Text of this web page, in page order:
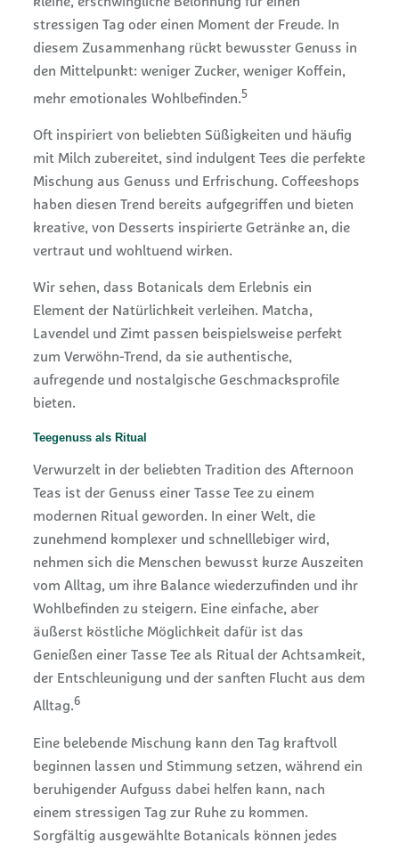
stressigen Tag oder einen Moment der Freude. In
diesem Zusammenhang rückt bewusster Genuss in
den Mittelpunkt: weniger Zucker, weniger Koffein,
mehr emotionales Wohlbefinden.5
Oft inspiriert von beliebten Süßigkeiten und häufig
mit Milch zubereitet, sind indulgent Tees die perfekte
Mischung aus Genuss und Erfrischung. Coffeeshops
haben diesen Trend bereits aufgegriffen und bieten
kreative, von Desserts inspirierte Getränke an, die
vertraut und wohltuend wirken.
Wir sehen, dass Botanicals dem Erlebnis ein
Element der Natürlichkeit verleihen. Matcha,
Lavendel und Zimt passen beispielsweise perfekt
zum Verwöhn-Trend, da sie authentische,
aufregende und nostalgische Geschmacksprofile
bieten.
Teegenuss als Ritual
Verwurzelt in der beliebten Tradition des Afternoon
Teas ist der Genuss einer Tasse Tee zu einem
modernen Ritual geworden. In einer Welt, die
zunehmend komplexer und schnelllebiger wird,
nehmen sich die Menschen bewusst kurze Auszeiten
vom Alltag, um ihre Balance wiederzufinden und ihr
Wohlbefinden zu steigern. Eine einfache, aber
äußerst köstliche Möglichkeit dafür ist das
Genießen einer Tasse Tee als Ritual der Achtsamkeit,
der Entschleunigung und der sanften Flucht aus dem
Alltag.6
Eine belebende Mischung kann den Tag kraftvoll
beginnen lassen und Stimmung setzen, während ein
beruhigender Aufguss dabei helfen kann, nach
einem stressigen Tag zur Ruhe zu kommen.
Sorgfältig ausgewählte Botanicals können jedes